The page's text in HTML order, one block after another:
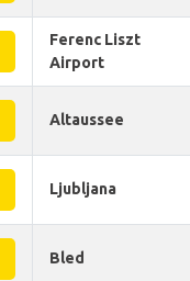
Ferenc Liszt
Airport
Altaussee
Ljubljana
Bled